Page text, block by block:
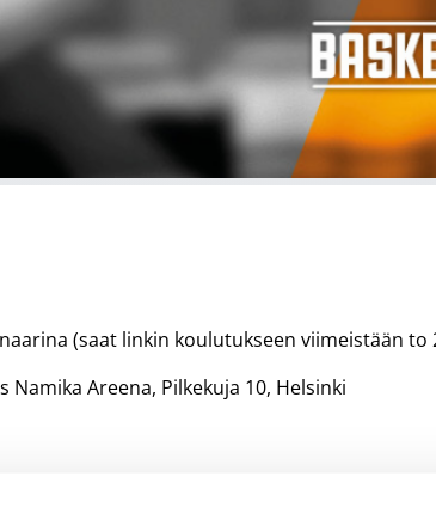
(saat linkin koulutukseen viimeistään to
Namika Areena, Pilkekuja 10, Helsinki
ottelutapahtumassa, mekaniikkaan